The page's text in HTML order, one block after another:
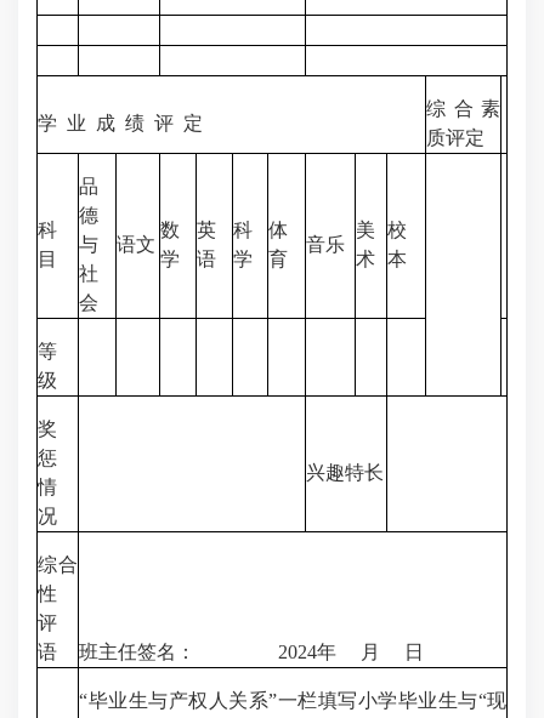
学 业 成 绩 评 定
综合素
质评定
科
目
品
德
与
社
会
语文
数
学
英
语
科
学
体
育
音乐
美
术
校
本
等
级
奖
惩
情
况
兴趣特长
综合
性
评
语
班主任签名： 2024年 月 日
“毕业生与产权人关系”一栏填写小学毕业生与“现